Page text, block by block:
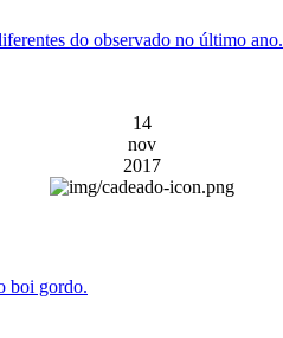
do observado no último ano.
14
nov
2017
boi gordo.